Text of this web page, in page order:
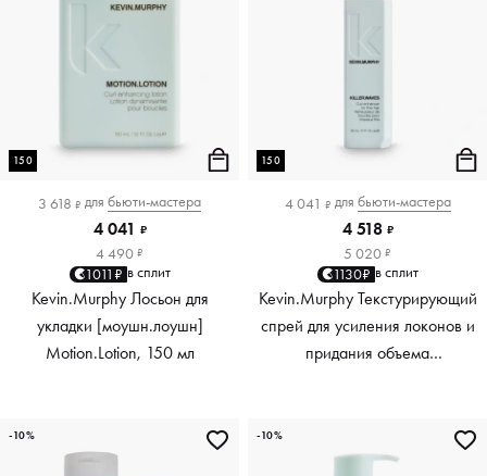
150
3 618 ₽ для бьюти-мастера
4 041 ₽
4 490 ₽
1011₽ в сплит
Kevin.Murphy Лосьон для
укладки [моушн.лоушн]
Motion.Lotion, 150 мл
150
4 041 ₽ для бьюти-мастера
4 518 ₽
5 020 ₽
1130₽ в сплит
Kevin.Murphy Текстурирующий
спрей для усиления локонов и
придания объема
-10% -10%